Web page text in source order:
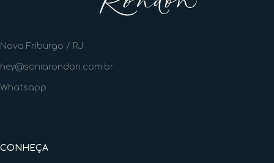
Nova Friburgo / RJ
hey@soniarondon.com.br
Whatsapp
CONHEÇA